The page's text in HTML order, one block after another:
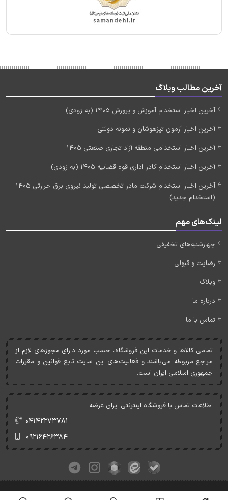
آخرین مطالب وبلاگ
آخرین اخبار استخدام آموزش و پرورش 1405 (به زودی)
آخرین اخبار آزمون تیزهوشان و نمونه دولتی
آخرین اخبار استخدامی منطقه آزاد تجاری صنعتی 1405
آخرین اخبار استخدام کادر اداری قوه قضاییه 1405 (به زودی)
آخرین اخبار استخدام شرکت مادر تخصصی تولید نیروی برق حرارتی 1405
(استخدام جدید)
لینک‌های مهم
چهارشنبه‌های تخفیفی
رضایت و قبولی
وبلاگ
درباره ما
تماس با ما
تمامی کالاها و خدمات اين فروشگاه، حسب مورد دارای مجوزهای لازم از
مراجع مربوطه می‌باشند و فعاليت‌های اين سايت تابع قوانين و مقررات
جمهوری اسلامی ايران است.
اطلاعات تماس با فروشگاه اینترنتی ایران عرضه:
۰۴۱۴۲۲۷۳۷۸۱
۰۹۲۱۶۴۲۶۳۸۴